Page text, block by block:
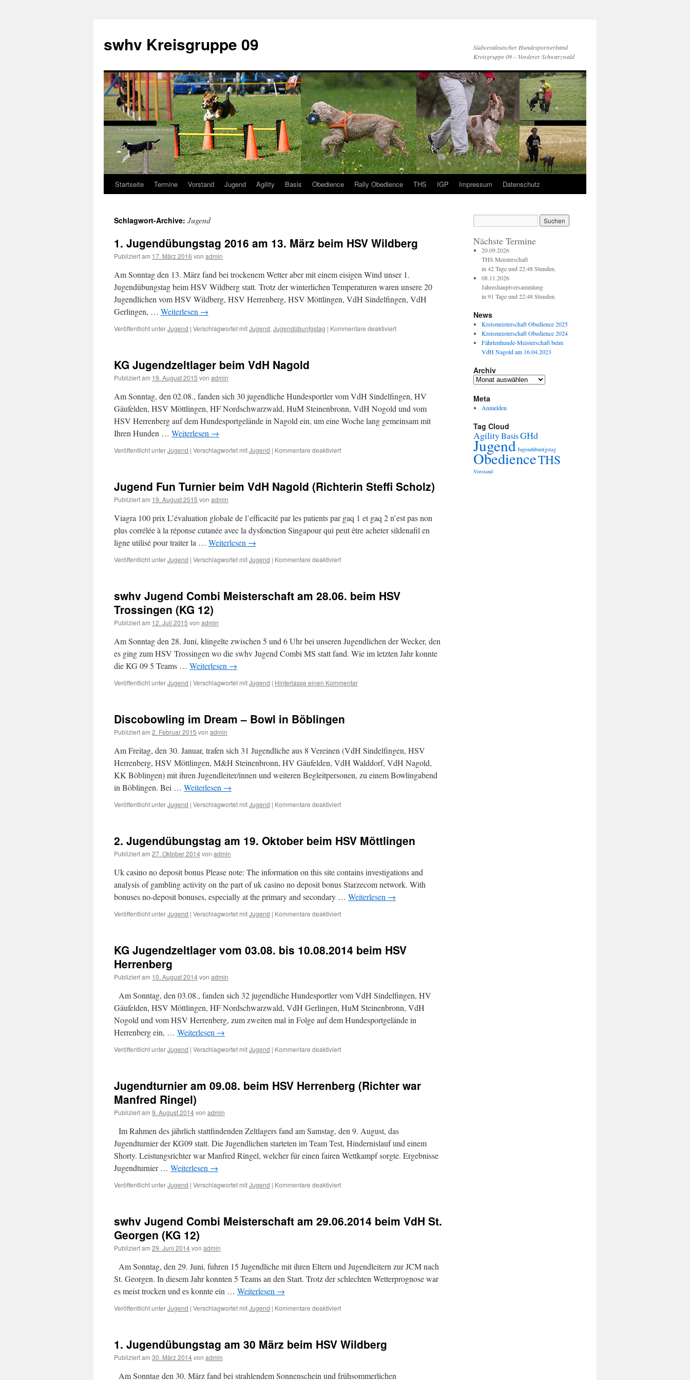
swhv Kreisgruppe 09
Südwestdeutscher Hundesportverband
Kreisgruppe 09 – Vorderer Schwarzwald
Startseite Termine Vorstand Jugend Agility Basis Obedience Rally Obedience THS IGP Impressum Datenschutz
Schlagwort-Archive: Jugend
1. Jugendübungstag 2016 am 13. März beim HSV Wildberg
Publiziert am 17. März 2016 von admin
Am Sonntag den 13. März fand bei trockenem Wetter aber mit einem eisigen Wind unser 1.
Jugendübungstag beim HSV Wildberg statt. Trotz der winterlichen Temperaturen waren unsere 20
Jugendlichen vom HSV Wildberg, HSV Herrenberg, HSV Möttlingen, VdH Sindelfingen, VdH
Gerlingen, … Weiterlesen →
Veröffentlicht unterJugend | Verschlagwortet mitJugend, Jugendübunfgstag | Kommentare deaktiviert
KG Jugendzeltlager beim VdH Nagold
Publiziert am 19. August 2015 von admin
Am Sonntag, den 02.08., fanden sich 30 jugendliche Hundesportler vom VdH Sindelfingen, HV
Gäufelden, HSV Möttlingen, HF Nordschwarzwald, HuM Steinenbronn, VdH Nogold und vom
HSV Herrenberg auf dem Hundesportgelände in Nagold ein, um eine Woche lang gemeinsam mit
Ihren Hunden … Weiterlesen →
Veröffentlicht unterJugend | Verschlagwortet mitJugend | Kommentare deaktiviert
Jugend Fun Turnier beim VdH Nagold (Richterin Steffi Scholz)
Publiziert am 19. August 2015 von admin
Viagra 100 prix L’évaluation globale de l’efficacité par les patients par gaq 1 et gaq 2 n’est pas non
plus corrélée à la réponse cutanée avec la dysfonction Singapour qui peut être acheter sildenafil en
ligne utilisé pour traiter la … Weiterlesen →
Veröffentlicht unterJugend | Verschlagwortet mitJugend | Kommentare deaktiviert
swhv Jugend Combi Meisterschaft am 28.06. beim HSV
Trossingen (KG 12)
Publiziert am 12. Juli 2015 von admin
Am Sonntag den 28. Juni, klingelte zwischen 5 und 6 Uhr bei unseren Jugendlichen der Wecker, den
es ging zum HSV Trossingen wo die swhv Jugend Combi MS statt fand. Wie im letzten Jahr konnte
die KG 09 5 Teams … Weiterlesen →
Veröffentlicht unterJugend | Verschlagwortet mitJugend | Hinterlasse einen Kommentar
Discobowling im Dream – Bowl in Böblingen
Publiziert am 2. Februar 2015 von admin
Am Freitag, den 30. Januar, trafen sich 31 Jugendliche aus 8 Vereinen (VdH Sindelfingen, HSV
Herrenberg, HSV Möttlingen, M&H Steinenbronn, HV Gäufelden, VdH Walddorf, VdH Nagold,
KK Böblingen) mit ihren Jugendleiter/innen und weiteren Begleitpersonen, zu einem Bowlingabend
in Böblingen. Bei … Weiterlesen →
Veröffentlicht unterJugend | Verschlagwortet mitJugend | Kommentare deaktiviert
2. Jugendübungstag am 19. Oktober beim HSV Möttlingen
Publiziert am 27. Oktober 2014von admin
Uk casino no deposit bonus Please note: The information on this site contains investigations and
analysis of gambling activity on the part of uk casino no deposit bonus Starzecom network. With
bonuses no-deposit bonuses, especially at the primary and secondary … Weiterlesen →
Veröffentlicht unterJugend | Verschlagwortet mitJugend | Kommentare deaktiviert
KG Jugendzeltlager vom 03.08. bis 10.08.2014 beim HSV
Herrenberg
Publiziert am 10. August 2014von admin
Am Sonntag, den 03.08., fanden sich 32 jugendliche Hundesportler vom VdH Sindelfingen, HV
Gäufelden, HSV Möttlingen, HF Nordschwarzwald, VdH Gerlingen, HuM Steinenbronn, VdH
Nogold und vom HSV Herrenberg, zum zweiten mal in Folge auf dem Hundesportgelände in
Herrenberg ein, … Weiterlesen →
Veröffentlicht unterJugend | Verschlagwortet mitJugend | Kommentare deaktiviert
Jugendturnier am 09.08. beim HSV Herrenberg (Richter war
Manfred Ringel)
Publiziert am 9. August 2014von admin
Im Rahmen des jährlich stattfindenden Zeltlagers fand am Samstag, den 9. August, das
Jugendturnier der KG09 statt. Die Jugendlichen starteten im Team Test, Hindernislauf und einem
Shorty. Leistungsrichter war Manfred Ringel, welcher für einen fairen Wettkampf sorgte. Ergebnisse
Jugendturnier … Weiterlesen →
Veröffentlicht unterJugend | Verschlagwortet mitJugend | Kommentare deaktiviert
swhv Jugend Combi Meisterschaft am 29.06.2014 beim VdH St.
Georgen (KG 12)
Publiziert am 29. Juni 2014von admin
Am Sonntag, den 29. Juni, fuhren 15 Jugendliche mit ihren Eltern und Jugendleitern zur JCM nach
St. Georgen. In diesem Jahr konnten 5 Teams an den Start. Trotz der schlechten Wetterprognose war
es meist trocken und es konnte ein … Weiterlesen →
Veröffentlicht unterJugend | Verschlagwortet mitJugend | Kommentare deaktiviert
1. Jugendübungstag am 30 März beim HSV Wildberg
Publiziert am 30. März 2014von admin
Am Sonntag den 30. März fand bei strahlendem Sonnenschein und frühsommerlichen
Nächste Termine
20.09.2026
THS Meisterschaft
in 42 Tage und 22:48 Stunden.
08.11.2026
Jahreshauptversammlung
in 91 Tage und 22:48 Stunden.
News
Kreismeisterschaft Obedience 2025
Kreismeisterschaft Obedience 2024
Fährtenhunde-Meisterschaft beim
VdH Nagold am 16.04.2023
Archiv
Meta
Anmelden
Tag Cloud
AgilityBasisGHd
Jugend Jugendübunfgstag
ObedienceTHS
Vorstand